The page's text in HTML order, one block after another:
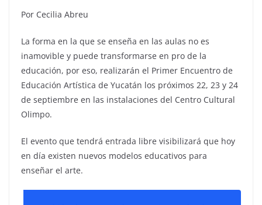
Por Cecilia Abreu
La forma en la que se enseña en las aulas no es
inamovible y puede transformarse en pro de la
educación, por eso, realizarán el Primer Encuentro de
Educación Artística de Yucatán los próximos 22, 23 y 24
de septiembre en las instalaciones del Centro Cultural
Olimpo.
El evento que tendrá entrada libre visibilizará que hoy
en día existen nuevos modelos educativos para
enseñar el arte.